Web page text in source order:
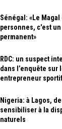
Sénégal: «Le
personnes, c'est
permanent»
RDC: un suspect
dans l’enquête sur
entrepreneur
Nigeria: à Lagos,
sensibiliser à la
naturels